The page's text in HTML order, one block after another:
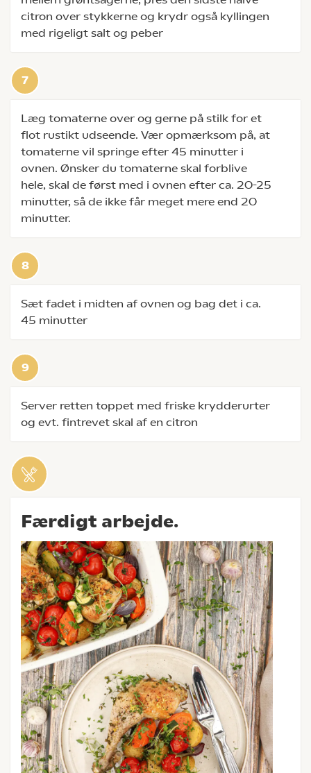
citron over stykkerne og krydr også kyllingen
med rigeligt salt og peber
Læg tomaterne over og gerne på stilk for et
flot rustikt udseende. Vær opmærksom på, at
tomaterne vil springe efter 45 minutter i
ovnen. Ønsker du tomaterne skal forblive
hele, skal de først med i ovnen efter ca. 20-25
minutter, så de ikke får meget mere end 20
minutter.
Sæt fadet i midten af ovnen og bag det i ca.
45 minutter
Server retten toppet med friske krydderurter
og evt. fintrevet skal af en citron
Færdigt arbejde.